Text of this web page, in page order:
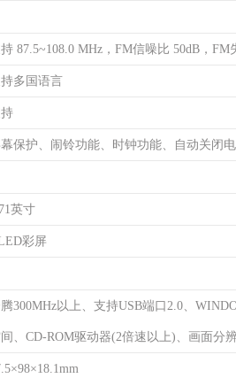
87.5~108.0 MHz，FM信噪比 50dB，FM
多国语言
保护、闹铃功能、时钟功能、自动关闭
英寸
彩屏
300MHz以上、支持USB端口2.0、
、CD-ROM驱动器(2倍速以上)、画面分